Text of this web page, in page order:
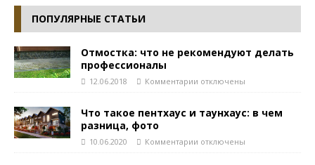
ПОПУЛЯРНЫЕ СТАТЬИ
Отмостка: что не рекомендуют делать
профессионалы
12.06.2018 Комментарии отключены
Что такое пентхаус и таунхаус: в чем
разница, фото
10.06.2020 Комментарии отключены